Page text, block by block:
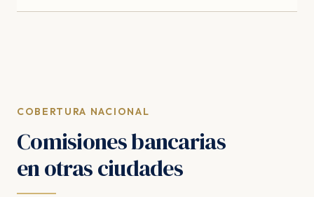
COBERTURA NACIONAL
Comisiones bancarias
en otras ciudades